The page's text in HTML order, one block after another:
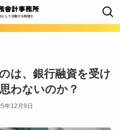
は、銀行融資を受け
わないのか？
年12月9日